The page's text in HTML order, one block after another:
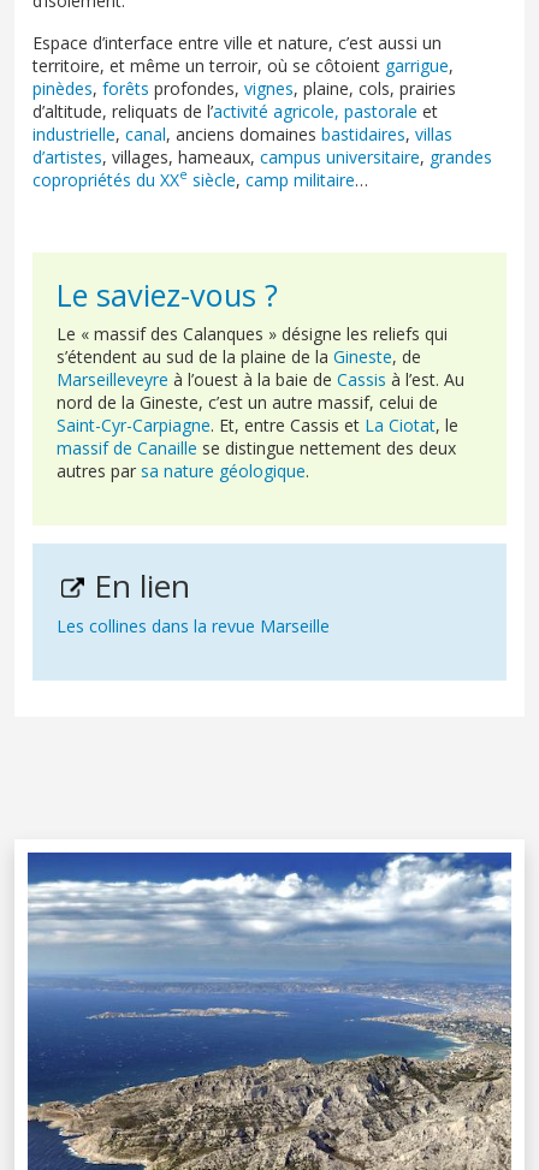
Espace d’interface entre ville et nature, c’est aussi un
territoire, et même un terroir, où se côtoient garrigue,
pinèdes, forêts profondes, vignes, plaine, cols, prairies
d’altitude, reliquats de l’activité agricole, pastorale et
industrielle, canal, anciens domaines bastidaires, villas
d’artistes, villages, hameaux, campus universitaire, grandes
copropriétés du XXe siècle, camp militaire…
Le saviez-vous ?
Le « massif des Calanques » désigne les reliefs qui
s’étendent au sud de la plaine de la Gineste, de
Marseilleveyre à l’ouest à la baie de Cassis à l’est. Au
nord de la Gineste, c’est un autre massif, celui de
Saint-Cyr-Carpiagne. Et, entre Cassis et La Ciotat, le
massif de Canaille se distingue nettement des deux
autres par sa nature géologique.
En lien
Les collines dans la revue Marseille